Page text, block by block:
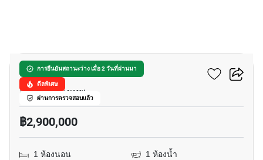
การยืนยันสถานะว่าง เมื่อ 2 วันที่ผ่านมา
ดีลพิเศษ
ผ่านการตรวจสอบแล้ว
ดิ ออริจิ้น ลาดพร้าว 15
จอมพล, กรุงเทพ
฿2,900,000
1 ห้องนอน 1 ห้องน้ำ